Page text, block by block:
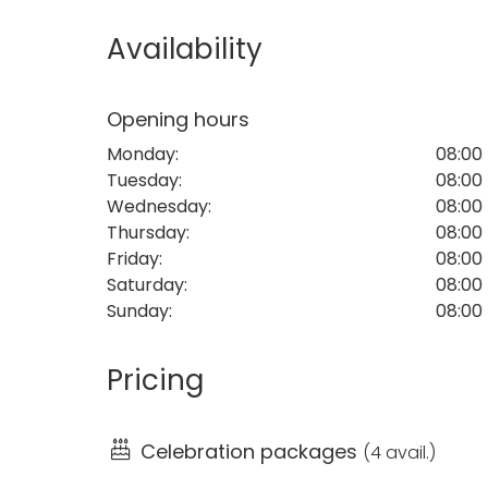
Málaga en un entorno sofisticado.
Nuestra terraza en el centro de Málaga se
planeando una celebración íntima o un
asegura que cada aspecto de tu evento
experiencia única en un oasis de
Contáctanos para más información y deja
eventos más esperados.
Availability
Opening hours
Monday:
08:00
Tuesday:
08:00
Wednesday:
08:00
Thursday:
08:00
Friday:
08:00
Saturday:
08:00
Sunday: 08:00
Pricing
Celebration packages (4 avail.)